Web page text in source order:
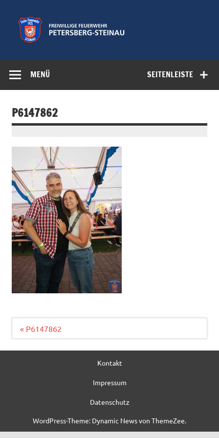
springen
Feuerwehr
Petersberg-
SEITENLEISTE
MENÜ
P6147862
Beitragsnavigation
« P6147862
Kontakt
Impressum
Datenschutz
WordPress-Theme: Dynamic News von ThemeZee.